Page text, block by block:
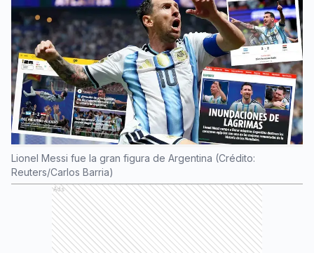
Lionel Messi fue la gran figura de Argentina (Crédito:
Reuters/Carlos Barria)
Ads